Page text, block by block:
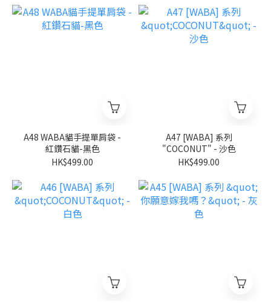
A48 WABA貓手提單肩袋 -
紅鑽石貓-黑色
HK$499.00
A47 [WABA] 系列
"COCONUT" - 沙色
HK$499.00